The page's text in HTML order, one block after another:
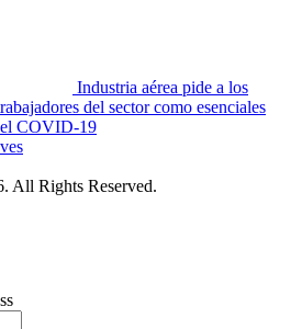
Industria aérea pide a los
del sector como esenciales
el COVID-19
All Rights Reserved.